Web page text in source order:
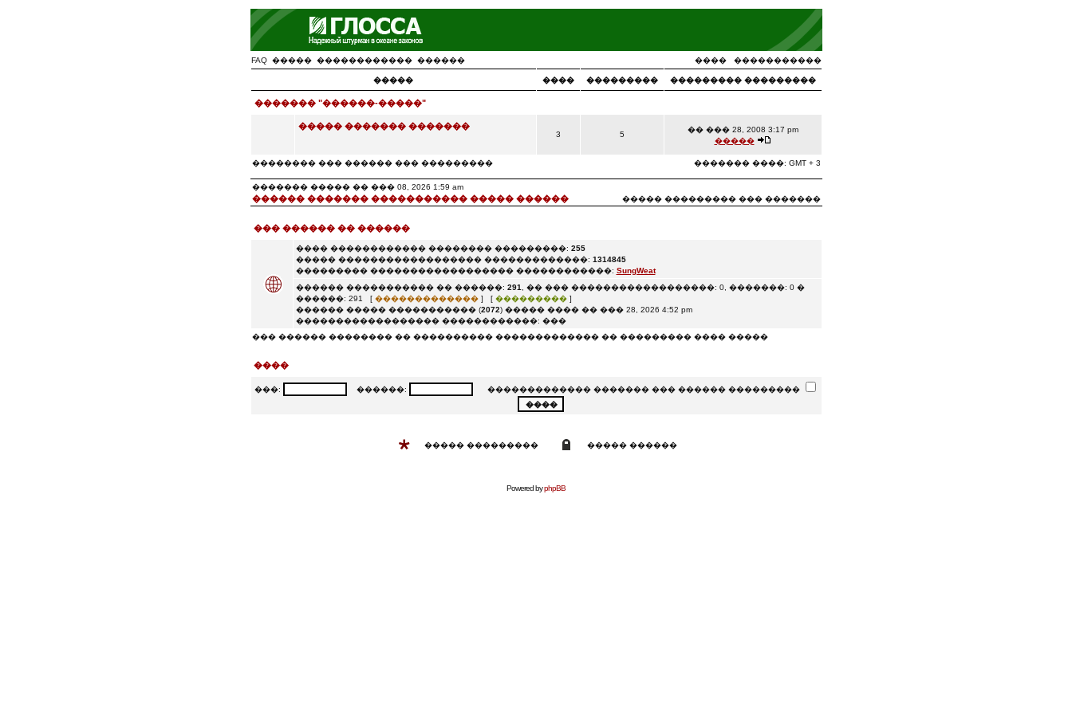
FAQ ����� ������������ ������ ���� �����������
����� ���� ��������� ��������� ���������
������� "������-�����"
����� ������� �������
3 5
�� ��� 28, 2008 3:17 pm
�����
�������� ��� ������ ��� ��������� ������� ����: GMT + 3
������� ����� �� ��� 08, 2026 1:59 am
������ ������� ����������� ����� ������ ����� ��������� ��� �������
��� ������ �� ������
���� ������������ �������� ���������: 255
����� ������������������ �������������: 1314845
��������� ������������������ ������������: SungWeat
������ ����������� �� ������: 291
, �� ��� ������������������: 0, �������: 0 �
������: 291 [ �������������] [ ���������]
������ ����� ����������� (2072) ����� ���� �� ��� 28, 2026 4:52 pm
������������������ ������������: ���
��� ������ �������� �� ���������� ������������� �� ��������� ���� �����
����
���: ������: ������������� ������� ��� ������ ���������
����� ��������� ����� ������
Powered byphpBB